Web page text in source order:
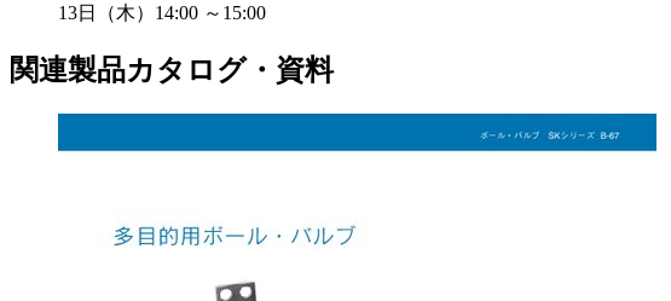
13日（木）14:00 ～15:00
関連製品カタログ・資料